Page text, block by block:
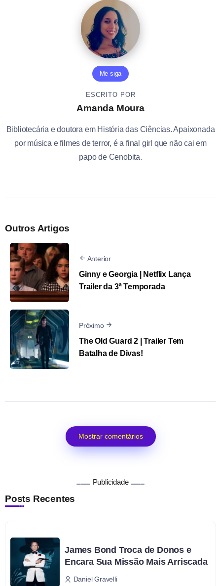
Me siga
ESCRITO POR
Amanda Moura
Bibliotecária e doutora em História das Ciências. Apaixonada
por música e filmes de terror, é a final girl que não cai em
papo de Cenobita.
Outros Artigos
Anterior
Ginny e Georgia | Netflix Lança
Trailer da 3ª Temporada
Próximo
The Old Guard 2 | Trailer Tem
Batalha de Divas!
Mostrar comentários
Publicidade
Posts Recentes
James Bond Troca de Donos e
Encara Sua Missão Mais Arriscada
Daniel Gravelli